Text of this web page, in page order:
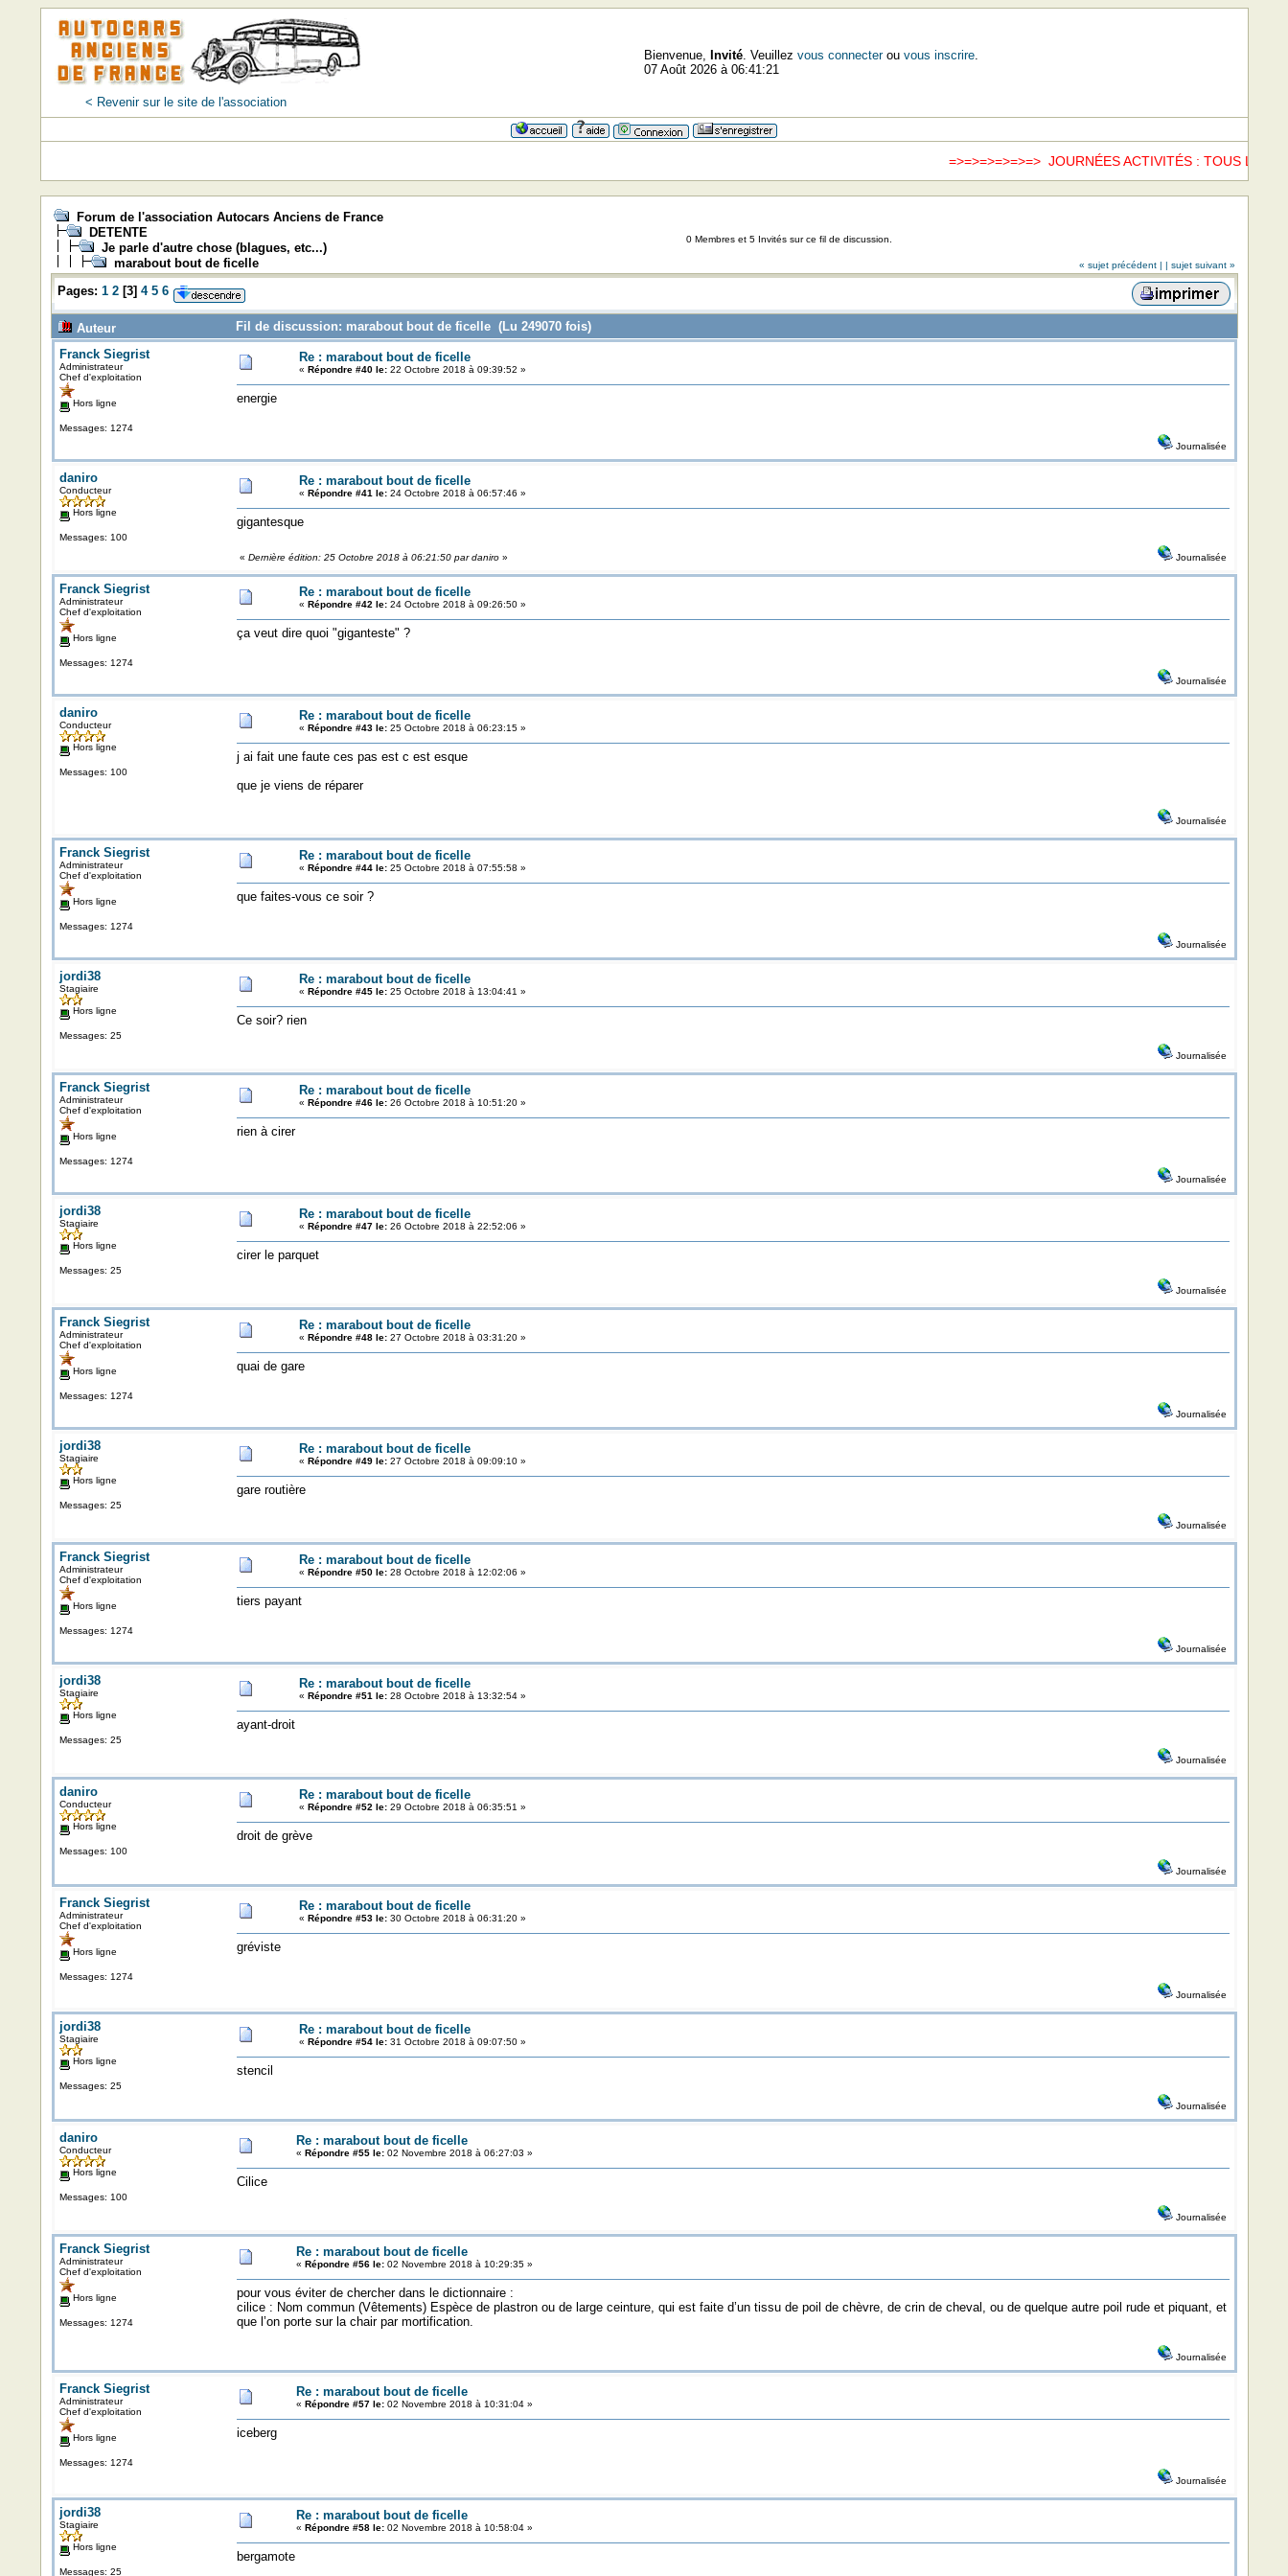
< Revenir sur le site de l'association
Bienvenue, Invité. Veuillez vous connecterou vous inscrire.
07 Août 2026 à 06:41:21
=>=>=>=>=>=> JOURNÉES ACTIVITÉS : TOUS LES
Forum de l'association Autocars Anciens de France
DETENTE
Je parle d'autre chose (blagues, etc...)
marabout bout de ficelle
0 Membres et 5 Invités sur ce fil de discussion.
« sujet précédent | | sujet suivant »
Pages: 1 2[3] 4 5 6
Auteur
Fil de discussion: marabout bout de ficelle (Lu 249070 fois)
Franck Siegrist
Administrateur
Chef d'exploitation
Hors ligne
Messages: 1274
Re : marabout bout de ficelle
« Répondre #40 le:22 Octobre 2018 à 09:39:52 »
energie
Journalisée
daniro
Conducteur
Hors ligne
Messages: 100
Re : marabout bout de ficelle
« Répondre #41 le:24 Octobre 2018 à 06:57:46 »
gigantesque
« Dernière édition: 25 Octobre 2018 à 06:21:50 par daniro» Journalisée
Franck Siegrist
Administrateur
Chef d'exploitation
Hors ligne
Messages: 1274
Re : marabout bout de ficelle
« Répondre #42 le:24 Octobre 2018 à 09:26:50 »
ça veut dire quoi "giganteste" ?
Journalisée
daniro
Conducteur
Hors ligne
Messages: 100
Re : marabout bout de ficelle
« Répondre #43 le:25 Octobre 2018 à 06:23:15 »
j ai fait une faute ces pas est c est esque
que je viens de réparer
Journalisée
Franck Siegrist
Administrateur
Chef d'exploitation
Hors ligne
Messages: 1274
Re : marabout bout de ficelle
« Répondre #44 le:25 Octobre 2018 à 07:55:58 »
que faites-vous ce soir ?
Journalisée
jordi38
Stagiaire
Hors ligne
Messages: 25
Re : marabout bout de ficelle
« Répondre #45 le:25 Octobre 2018 à 13:04:41 »
Ce soir? rien
Journalisée
Franck Siegrist
Administrateur
Chef d'exploitation
Hors ligne
Messages: 1274
Re : marabout bout de ficelle
« Répondre #46 le:26 Octobre 2018 à 10:51:20 »
rien à cirer
Journalisée
jordi38
Stagiaire
Hors ligne
Messages: 25
Re : marabout bout de ficelle
« Répondre #47 le:26 Octobre 2018 à 22:52:06 »
cirer le parquet
Journalisée
Franck Siegrist
Administrateur
Chef d'exploitation
Hors ligne
Messages: 1274
Re : marabout bout de ficelle
« Répondre #48 le:27 Octobre 2018 à 03:31:20 »
quai de gare
Journalisée
jordi38
Stagiaire
Hors ligne
Messages: 25
Re : marabout bout de ficelle
« Répondre #49 le:27 Octobre 2018 à 09:09:10 »
gare routière
Journalisée
Franck Siegrist
Administrateur
Chef d'exploitation
Hors ligne
Messages: 1274
Re : marabout bout de ficelle
« Répondre #50 le:28 Octobre 2018 à 12:02:06 »
tiers payant
Journalisée
jordi38
Stagiaire
Hors ligne
Messages: 25
Re : marabout bout de ficelle
« Répondre #51 le:28 Octobre 2018 à 13:32:54 »
ayant-droit
Journalisée
daniro
Conducteur
Hors ligne
Messages: 100
Re : marabout bout de ficelle
« Répondre #52 le:29 Octobre 2018 à 06:35:51 »
droit de grève
Journalisée
Franck Siegrist
Administrateur
Chef d'exploitation
Hors ligne
Messages: 1274
Re : marabout bout de ficelle
« Répondre #53 le:30 Octobre 2018 à 06:31:20 »
gréviste
Journalisée
jordi38
Stagiaire
Hors ligne
Messages: 25
Re : marabout bout de ficelle
« Répondre #54 le:31 Octobre 2018 à 09:07:50 »
stencil
Journalisée
daniro
Conducteur
Hors ligne
Messages: 100
Re : marabout bout de ficelle
« Répondre #55 le:02 Novembre 2018 à 06:27:03 »
Cilice
Journalisée
Franck Siegrist
Administrateur
Chef d'exploitation
Hors ligne
Messages: 1274
Re : marabout bout de ficelle
« Répondre #56 le:02 Novembre 2018 à 10:29:35 »
pour vous éviter de chercher dans le dictionnaire :
cilice : Nom commun (Vêtements) Espèce de plastron ou de large ceinture, qui est faite d’un tissu de poil de chèvre, de crin de cheval, ou de quelque autre poil rude et piquant, et
que l’on porte sur la chair par mortification.
Journalisée
Franck Siegrist
Administrateur
Chef d'exploitation
Hors ligne
Messages: 1274
Re : marabout bout de ficelle
« Répondre #57 le:02 Novembre 2018 à 10:31:04 »
iceberg
Journalisée
jordi38
Stagiaire
Hors ligne
Messages: 25
Re : marabout bout de ficelle
« Répondre #58 le:02 Novembre 2018 à 10:58:04 »
bergamote